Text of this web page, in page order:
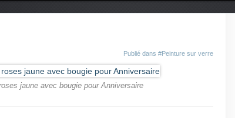
Publié dans #Peinture sur verre
jaune avec bougie pour Anniversaire